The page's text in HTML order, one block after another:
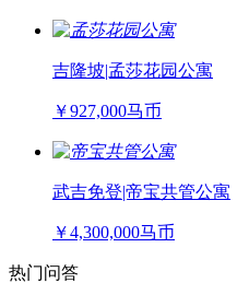
吉隆坡|孟莎花园公寓
￥927,000马币
武吉免登|帝宝共管公寓
￥4,300,000马币
热门问答